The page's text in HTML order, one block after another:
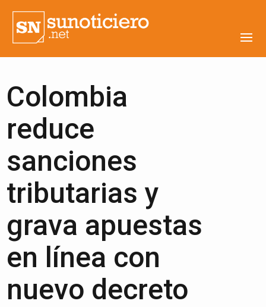
Colombia
reduce
sanciones
tributarias y
grava apuestas
en línea con
nuevo decreto